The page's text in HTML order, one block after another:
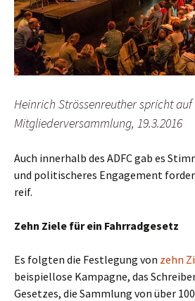
Heinrich Strössenreuther spricht auf
Mitgliederversammlung, 19.3.2016
Auch innerhalb des ADFC gab es
und politischeres Engagement
reif.
Zehn Ziele für ein Fahrradgesetz
Es folgten die Festlegung von zehn
beispiellose Kampagne, das
Gesetzes, die Sammlung von über